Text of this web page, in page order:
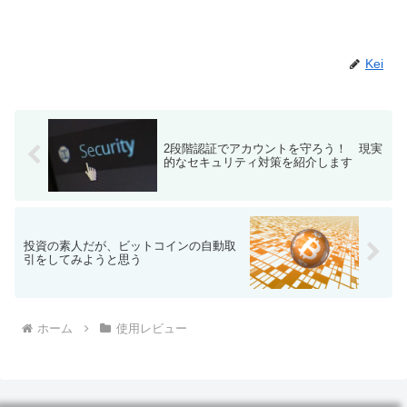
Kei
2段階認証でアカウントを守ろう！ 現実
的なセキュリティ対策を紹介します
投資の素人だが、ビットコインの自動取
引をしてみようと思う
ホーム 使用レビュー